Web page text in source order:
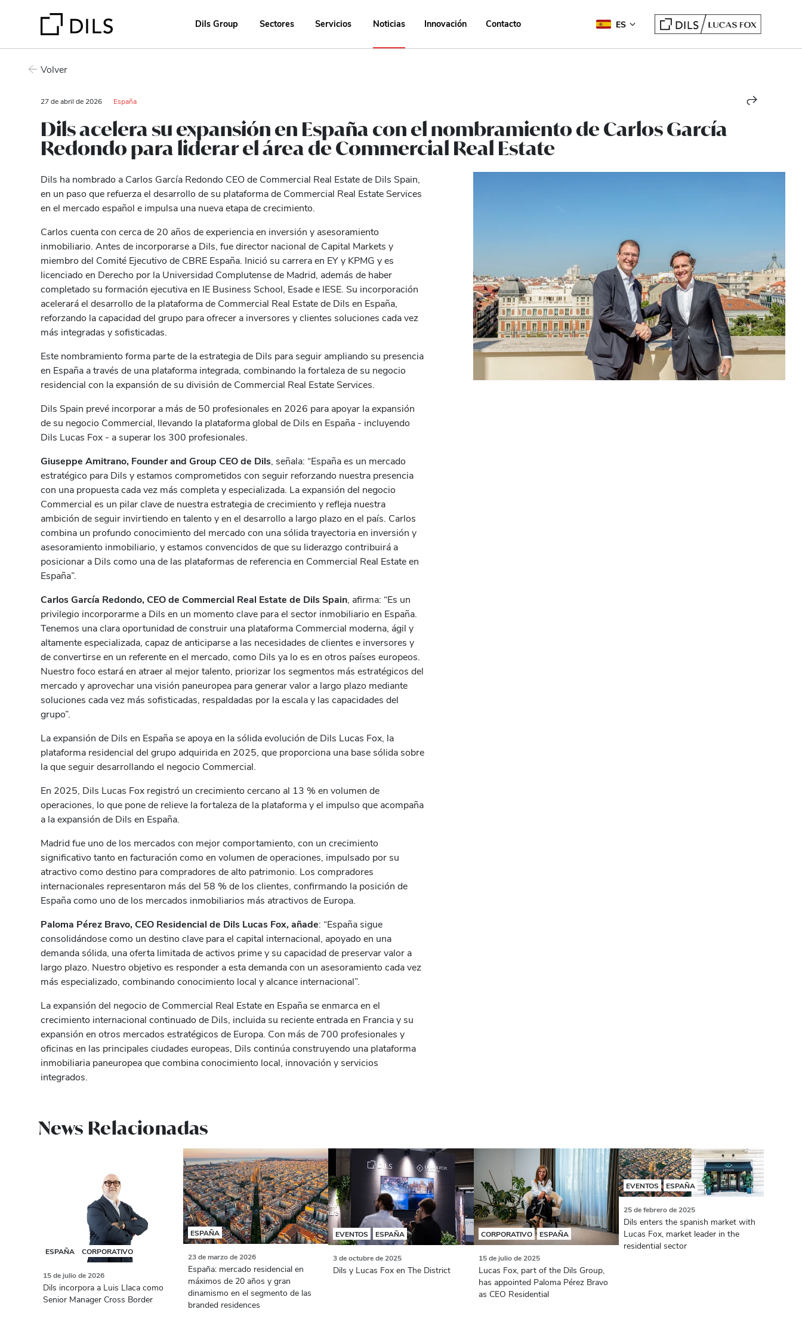
Dils Group Sectores Servicios Noticias Innovación Contacto ES
Volver
27 de abril de 2026 España
Dils acelera su expansión en España con el nombramiento de Carlos García
Redondo para liderar el área de Commercial Real Estate
Dils ha nombrado a Carlos García Redondo CEO de Commercial Real Estate de Dils Spain,
en un paso que refuerza el desarrollo de su plataforma de Commercial Real Estate Services
en el mercado español e impulsa una nueva etapa de crecimiento.
Carlos cuenta con cerca de 20 años de experiencia en inversión y asesoramiento
inmobiliario. Antes de incorporarse a Dils, fue director nacional de Capital Markets y
miembro del Comité Ejecutivo de CBRE España. Inició su carrera en EY y KPMG y es
licenciado en Derecho por la Universidad Complutense de Madrid, además de haber
completado su formación ejecutiva en IE Business School, Esade e IESE. Su incorporación
acelerará el desarrollo de la plataforma de Commercial Real Estate de Dils en España,
reforzando la capacidad del grupo para ofrecer a inversores y clientes soluciones cada vez
más integradas y sofisticadas.
Este nombramiento forma parte de la estrategia de Dils para seguir ampliando su presencia
en España a través de una plataforma integrada, combinando la fortaleza de su negocio
residencial con la expansión de su división de Commercial Real Estate Services.
Dils Spain prevé incorporar a más de 50 profesionales en 2026 para apoyar la expansión
de su negocio Commercial, llevando la plataforma global de Dils en España - incluyendo
Dils Lucas Fox - a superar los 300 profesionales.
Giuseppe Amitrano, Founder and Group CEO de Dils , señala: “España es un mercado
estratégico para Dils y estamos comprometidos con seguir reforzando nuestra presencia
con una propuesta cada vez más completa y especializada. La expansión del negocio
Commercial es un pilar clave de nuestra estrategia de crecimiento y refleja nuestra
ambición de seguir invirtiendo en talento y en el desarrollo a largo plazo en el país. Carlos
combina un profundo conocimiento del mercado con una sólida trayectoria en inversión y
asesoramiento inmobiliario, y estamos convencidos de que su liderazgo contribuirá a
posicionar a Dils como una de las plataformas de referencia en Commercial Real Estate en
España”.
Carlos García Redondo, CEO de Commercial Real Estate de Dils Spain , afirma: “Es un
privilegio incorporarme a Dils en un momento clave para el sector inmobiliario en España.
Tenemos una clara oportunidad de construir una plataforma Commercial moderna, ágil y
altamente especializada, capaz de anticiparse a las necesidades de clientes e inversores y
de convertirse en un referente en el mercado, como Dils ya lo es en otros países europeos.
Nuestro foco estará en atraer al mejor talento, priorizar los segmentos más estratégicos del
mercado y aprovechar una visión paneuropea para generar valor a largo plazo mediante
soluciones cada vez más sofisticadas, respaldadas por la escala y las capacidades del
grupo”.
La expansión de Dils en España se apoya en la sólida evolución de Dils Lucas Fox, la
plataforma residencial del grupo adquirida en 2025, que proporciona una base sólida sobre
la que seguir desarrollando el negocio Commercial.
En 2025, Dils Lucas Fox registró un crecimiento cercano al 13 % en volumen de
operaciones, lo que pone de relieve la fortaleza de la plataforma y el impulso que acompaña
a la expansión de Dils en España.
Madrid fue uno de los mercados con mejor comportamiento, con un crecimiento
significativo tanto en facturación como en volumen de operaciones, impulsado por su
atractivo como destino para compradores de alto patrimonio. Los compradores
internacionales representaron más del 58 % de los clientes, confirmando la posición de
España como uno de los mercados inmobiliarios más atractivos de Europa.
Paloma Pérez Bravo, CEO Residencial de Dils Lucas Fox, añade: “España sigue
consolidándose como un destino clave para el capital internacional, apoyado en una
demanda sólida, una oferta limitada de activos prime y su capacidad de preservar valor a
largo plazo. Nuestro objetivo es responder a esta demanda con un asesoramiento cada vez
más especializado, combinando conocimiento local y alcance internacional”.
La expansión del negocio de Commercial Real Estate en España se enmarca en el
crecimiento internacional continuado de Dils, incluida su reciente entrada en Francia y su
expansión en otros mercados estratégicos de Europa. Con más de 700 profesionales y
oficinas en las principales ciudades europeas, Dils continúa construyendo una plataforma
inmobiliaria paneuropea que combina conocimiento local, innovación y servicios
integrados.
News Relacionadas
ESPAÑA CORPORATIVO
15 de julio de 2026
Dils incorpora a Luis Llaca como
Senior Manager Cross Border
ESPAÑA
23 de marzo de 2026
España: mercado residencial en
máximos de 20 años y gran
dinamismo en el segmento de las
branded residences
EVENTOS ESPAÑA
3 de octubre de 2025
Dils y Lucas Fox en The District
CORPORATIVO ESPAÑA
15 de julio de 2025
Lucas Fox, part of the Dils Group,
has appointed Paloma Pérez Bravo
as CEO Residential
EVENTOS ESPAÑA
25 de febrero de 2025
Dils enters the spanish market with
Lucas Fox, market leader in the
residential sector